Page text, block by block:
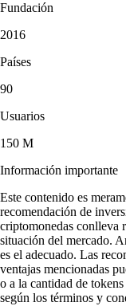
Fundación
2016
Países
90
Usuarios
150 M
Información importante
Este contenido es
recomendación de
criptomonedas conlleva
situación del mercado.
es el adecuado. Las
ventajas mencionadas
o a la cantidad de
según los términos y